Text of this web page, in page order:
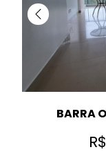
BARRA